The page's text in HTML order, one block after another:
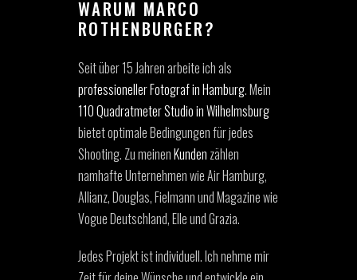
WARUM MARCO
ROTHENBURGER?
Seit über 15 Jahren arbeite ich als
professioneller Fotograf in Hamburg. Mein
110 Quadratmeter Studio in Wilhelmsburg
bietet optimale Bedingungen für jedes
Shooting. Zu meinenKunden zählen
namhafte Unternehmen wie Air Hamburg,
Allianz, Douglas, Fielmann und Magazine wie
Vogue Deutschland, Elle und Grazia.
Jedes Projekt ist individuell. Ich nehme mir